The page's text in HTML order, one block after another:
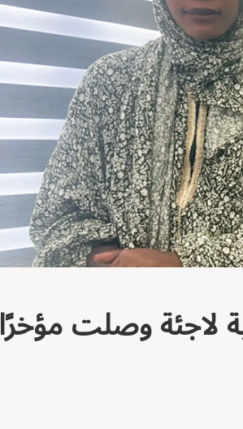
لاجئة وصلت مؤخرًا